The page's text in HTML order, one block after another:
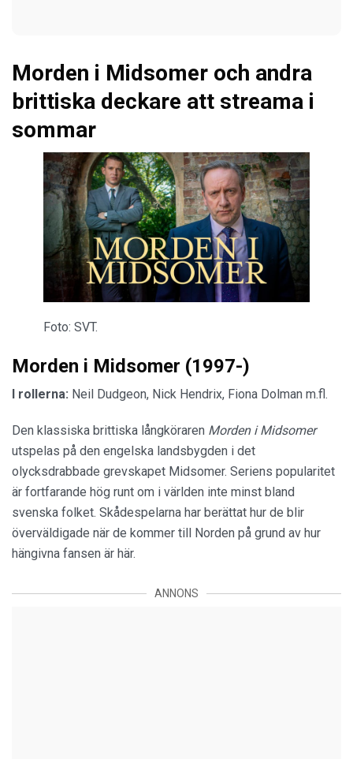
Morden i Midsomer och andra
brittiska deckare att streama i
sommar
Foto: SVT.
Morden i Midsomer (1997-)
I rollerna: Neil Dudgeon, Nick Hendrix, Fiona Dolman m.fl.
Den klassiska brittiska långköraren Morden i Midsomer
utspelas på den engelska landsbygden i det
olycksdrabbade grevskapet Midsomer. Seriens popularitet
är fortfarande hög runt om i världen inte minst bland
svenska folket. Skådespelarna har berättat hur de blir
överväldigade när de kommer till Norden på grund av hur
hängivna fansen är här.
ANNONS